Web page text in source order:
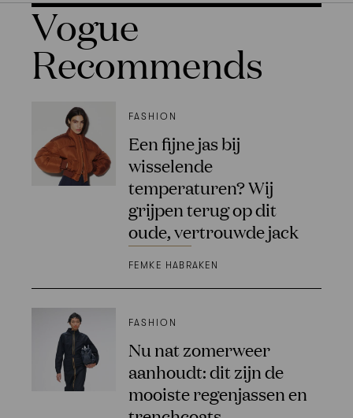
Vogue
Recommends
FASHION
Een fijne jas bij
wisselende
temperaturen? Wij
grijpen terug op dit
oude, vertrouwde jack
FEMKE HABRAKEN
FASHION
Nu nat zomerweer
aanhoudt: dit zijn de
mooiste regenjassen en